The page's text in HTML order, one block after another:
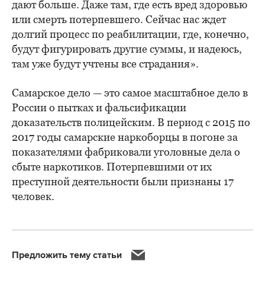
дают больше. Даже там, где есть вред здоровью
или смерть потерпевшего. Сейчас нас ждет
долгий процесс по реабилитации, где, конечно,
будут фигурировать другие суммы, и надеюсь,
там уже будут учтены все страдания».
Самарское дело — это самое масштабное дело в
России о пытках и фальсификации
доказательств полицейским. В период с 2015 по
2017 годы самарские наркоборцы в погоне за
показателями фабриковали уголовные дела о
сбыте наркотиков. Потерпевшими от их
преступной деятельности были признаны 17
человек.
Предложить тему статьи